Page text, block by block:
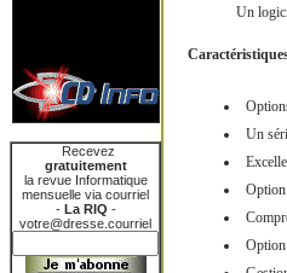
Recevez
gratuitement
la revue Informatique
mensuelle via courriel
- La RIQ -
votre@dresse.courriel
Un
Un
Option